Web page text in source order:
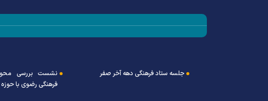
جلسه ستاد فرهنگی دهه آخر صفر
نشست بررسی
فرهنگی رضوی با